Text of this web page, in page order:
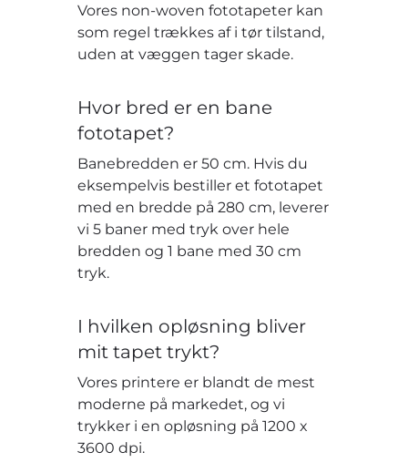
Vores non-woven fototapeter kan
som regel trækkes af i tør tilstand,
uden at væggen tager skade.
Hvor bred er en bane
fototapet?
Banebredden er 50 cm. Hvis du
eksempelvis bestiller et fototapet
med en bredde på 280 cm, leverer
vi 5 baner med tryk over hele
bredden og 1 bane med 30 cm
tryk.
I hvilken opløsning bliver
mit tapet trykt?
Vores printere er blandt de mest
moderne på markedet, og vi
trykker i en opløsning på 1200 x
3600 dpi.